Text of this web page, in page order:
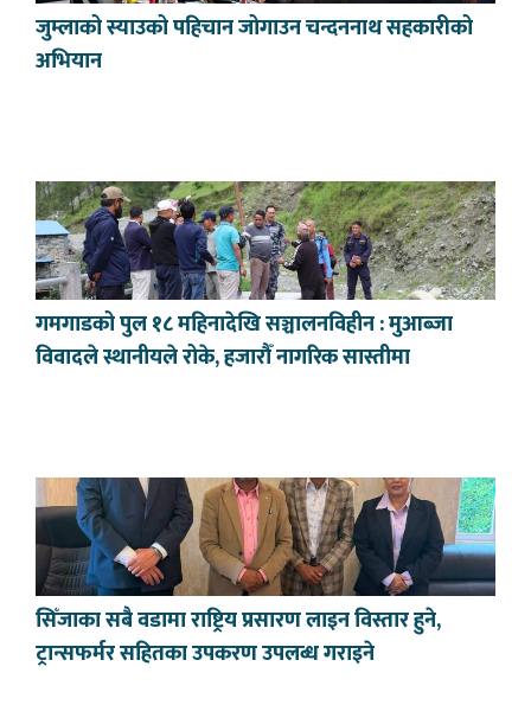
जुम्लाको स्याउको पहिचान जोगाउन चन्दननाथ सहकारीको
अभियान
गमगाडको पुल १८ महिनादेखि सञ्चालनविहीन : मुआब्जा
विवादले स्थानीयले रोके, हजारौँ नागरिक सास्तीमा
सिँजाका सबै वडामा राष्ट्रिय प्रसारण लाइन विस्तार हुने,
ट्रान्सफर्मर सहितका उपकरण उपलब्ध गराइने